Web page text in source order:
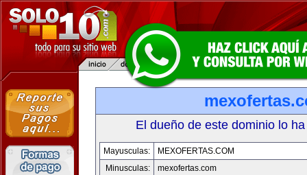
El dueño de este dominio lo
Mayusculas:
MEXOFERTAS.COM
Minusculas:
mexofertas.com